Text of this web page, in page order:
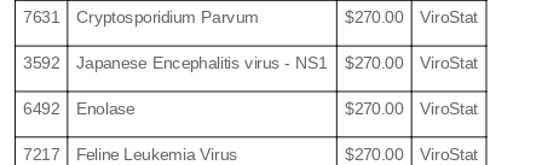
7631 Cryptosporidium Parvum $270.00 ViroStat
3592 Japanese Encephalitis virus - NS1 $270.00 ViroStat
6492 Enolase $270.00 ViroStat
7217 Feline Leukemia Virus $270.00 ViroStat